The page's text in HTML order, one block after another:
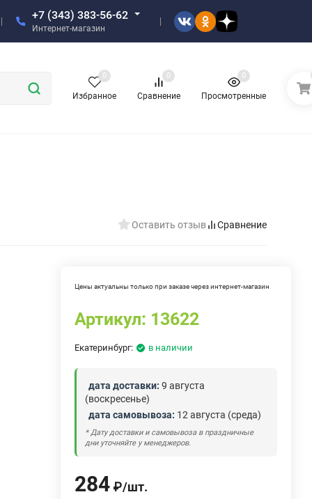
+7 (343) 383-56-62
Интернет-магазин
Избранное
0
Сравнение
0
Просмотренные
0
Оставить отзыв Сравнение
Цены актуальны только при заказе через интернет-магазин
Артикул: 13622
Екатеринбург: в наличии
дата доставки: 9 августа
(воскресенье)
дата самовывоза: 12 августа (среда)
* Дату доставки и самовывоза в праздничные
дни уточняйте у менеджеров.
284 ₽/шт.